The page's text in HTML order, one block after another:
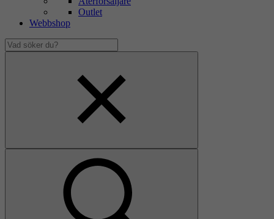
Outlet
Webbshop
Vad
söker